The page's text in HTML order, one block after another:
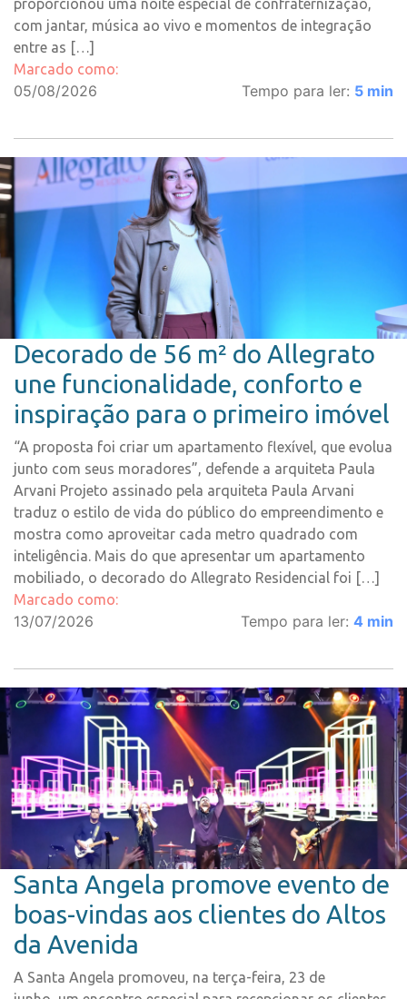
proporcionou uma noite especial de confraternização,
com jantar, música ao vivo e momentos de integração
entre as […]
Marcado como:
05/08/2026 Tempo para ler: 5 min
Decorado de 56 m² do Allegrato
une funcionalidade, conforto e
inspiração para o primeiro imóvel
“A proposta foi criar um apartamento flexível, que evolua
junto com seus moradores”, defende a arquiteta Paula
Arvani Projeto assinado pela arquiteta Paula Arvani
traduz o estilo de vida do público do empreendimento e
mostra como aproveitar cada metro quadrado com
inteligência. Mais do que apresentar um apartamento
mobiliado, o decorado do Allegrato Residencial foi […]
Marcado como:
13/07/2026 Tempo para ler: 4 min
Santa Angela promove evento de
boas-vindas aos clientes do Altos
da Avenida
A Santa Angela promoveu, na terça-feira, 23 de